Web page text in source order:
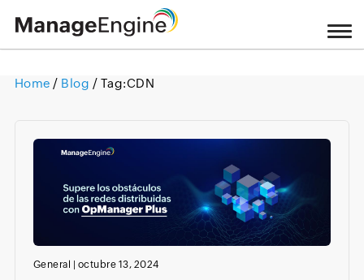
Home / Blog / Tag:CDN
General octubre 13, 2024